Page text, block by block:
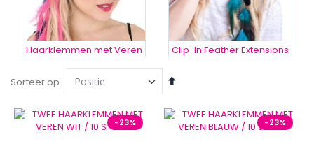
Haarklemmen met Veren Clip-In Feather Extensions
Sorteer op
Van
laag
sorteren
-23% -23%